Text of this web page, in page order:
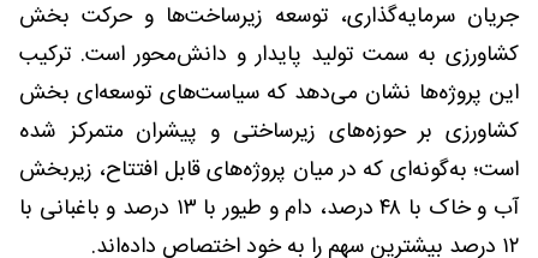
جریان سرمایه‌گذاری، توسعه زیرساخت‌ها و حرکت بخش
کشاورزی به سمت تولید پایدار و دانش‌محور است. ترکیب
این پروژه‌ها نشان می‌دهد که سیاست‌های توسعه‌ای بخش
کشاورزی بر حوزه‌های زیرساختی و پیشران متمرکز شده
است؛ به‌گونه‌ای که در میان پروژه‌های قابل افتتاح، زیربخش
آب و خاک با ۴۸ درصد، دام و طیور با ۱۳ درصد و باغبانی با
۱۲ درصد بیشترین سهم را به خود اختصاص داده‌اند.